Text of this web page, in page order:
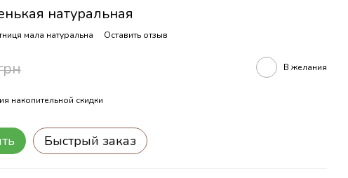
натуральная
мала натуральна Оставить отзыв
В желания
накопительной скидки
Быстрый заказ